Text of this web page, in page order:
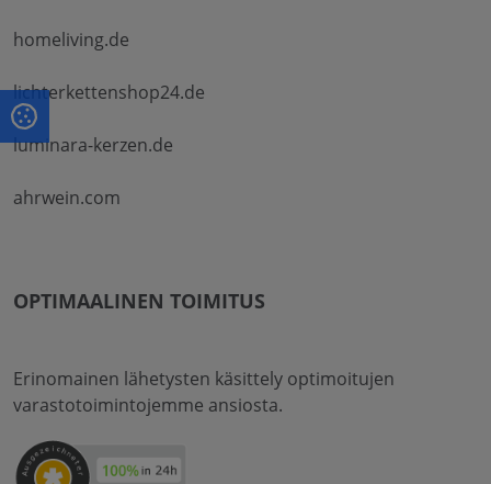
homeliving.de
lichterkettenshop24.de
luminara-kerzen.de
ahrwein.com
OPTIMAALINEN TOIMITUS
Erinomainen lähetysten käsittely optimoitujen
varastotoimintojemme ansiosta.